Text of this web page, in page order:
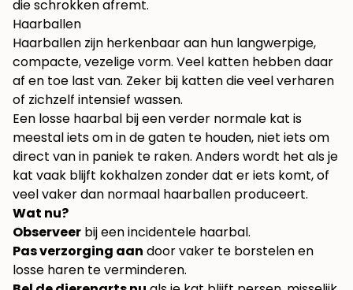
die schrokken afremt.
Haarballen
Haarballen zijn herkenbaar aan hun langwerpige,
compacte, vezelige vorm. Veel katten hebben daar
af en toe last van. Zeker bij katten die veel verharen
of zichzelf intensief wassen.
Een losse haarbal bij een verder normale kat is
meestal iets om in de gaten te houden, niet iets om
direct van in paniek te raken. Anders wordt het als je
kat vaak blijft kokhalzen zonder dat er iets komt, of
veel vaker dan normaal haarballen produceert.
Wat nu?
Observeer bij een incidentele haarbal.
Pas verzorging aan door vaker te borstelen en
losse haren te verminderen.